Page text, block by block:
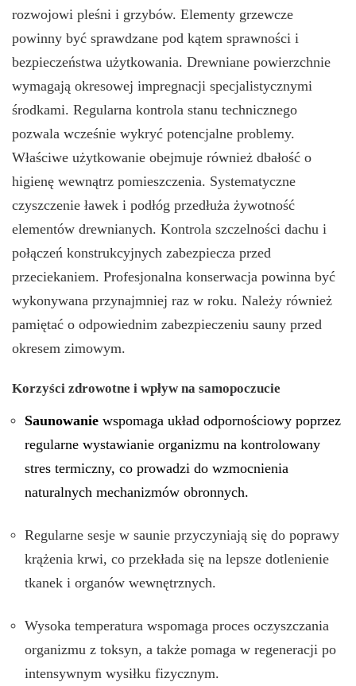
rozwojowi pleśni i grzybów. Elementy grzewcze
powinny być sprawdzane pod kątem sprawności i
bezpieczeństwa użytkowania. Drewniane powierzchnie
wymagają okresowej impregnacji specjalistycznymi
środkami. Regularna kontrola stanu technicznego
pozwala wcześnie wykryć potencjalne problemy.
Właściwe użytkowanie obejmuje również dbałość o
higienę wewnątrz pomieszczenia. Systematyczne
czyszczenie ławek i podłóg przedłuża żywotność
elementów drewnianych. Kontrola szczelności dachu i
połączeń konstrukcyjnych zabezpiecza przed
przeciekaniem. Profesjonalna konserwacja powinna być
wykonywana przynajmniej raz w roku. Należy również
pamiętać o odpowiednim zabezpieczeniu sauny przed
okresem zimowym.
Korzyści zdrowotne i wpływ na samopoczucie
Saunowanie wspomaga układ odpornościowy poprzez
regularne wystawianie organizmu na kontrolowany
stres termiczny, co prowadzi do wzmocnienia
naturalnych mechanizmów obronnych.
Regularne sesje w saunie przyczyniają się do poprawy
krążenia krwi, co przekłada się na lepsze dotlenienie
tkanek i organów wewnętrznych.
Wysoka temperatura wspomaga proces oczyszczania
organizmu z toksyn, a także pomaga w regeneracji po
intensywnym wysiłku fizycznym.